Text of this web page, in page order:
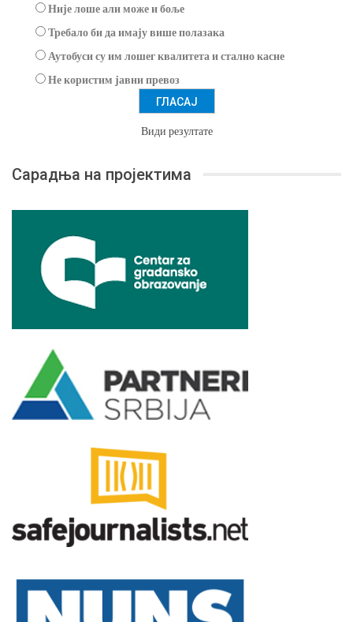
Није лоше али може и боље
Требало би да имају више полазака
Аутобуси су им лошег квалитета и стално касне
Не користим јавни превоз
Види резултате
Сарадња на пројектима